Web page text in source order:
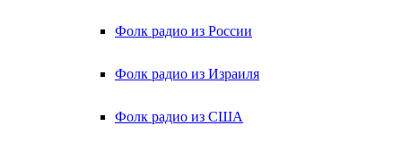
Фолк радио из России
Фолк радио из Израиля
Фолк радио из США